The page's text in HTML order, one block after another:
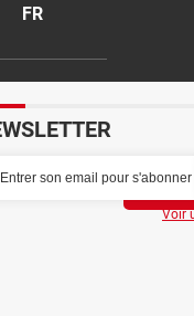
FR
mail POP3. Il permet
divers comptes). Vous
Voir